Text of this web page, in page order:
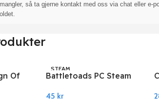
så ta gjerne kontakt med oss via chat eller e-
Of
STEAM
Battletoads PC Steam
45 kr